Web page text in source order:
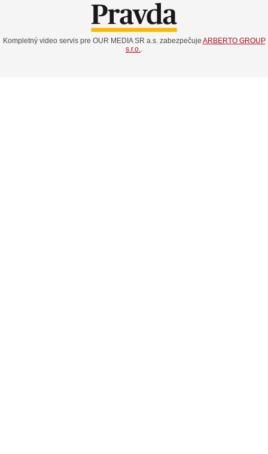
Kompletný video servis pre OUR MEDIA SR a.s. zabezpečuje ARBERTO GROUP
s.r.o..